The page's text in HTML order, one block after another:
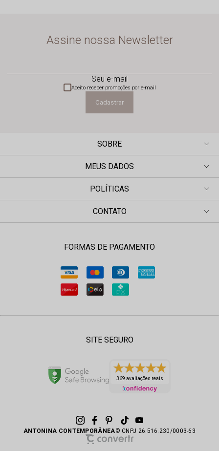
Assine nossa Newsletter
Seu e-mail
Cadastrar
Aceito receber promoções por e-mail
SOBRE
MEUS DADOS
POLÍTICAS
CONTATO
FORMAS DE PAGAMENTO
SITE SEGURO
369 avaliações reais
ANTONINA CONTEMPORÂNEA© CNPJ 26.516.230/0003-63